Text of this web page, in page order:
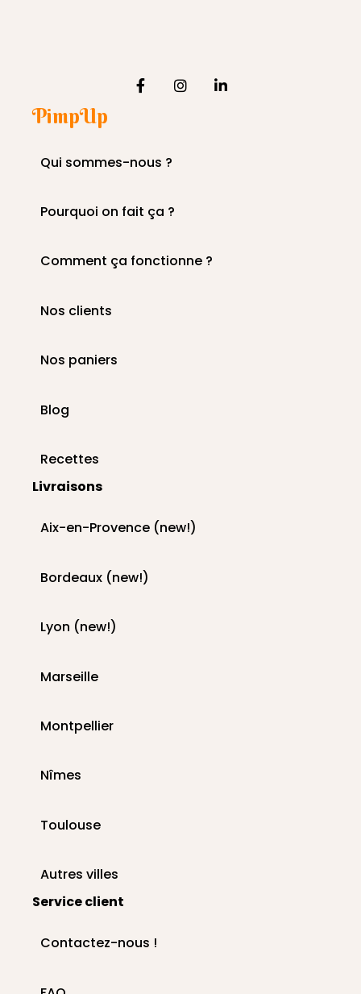
PimpUp
Qui sommes-nous ?
Pourquoi on fait ça ?
Comment ça fonctionne ?
Nos clients
Nos paniers
Blog
Recettes
Livraisons
Aix-en-Provence (new!)
Bordeaux (new!)
Lyon (new!)
Marseille
Montpellier
Nîmes
Toulouse
Autres villes
Service client
Contactez-nous !